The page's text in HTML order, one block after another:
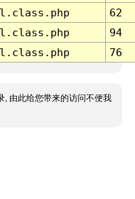
62
94
76
, 由此给您带来的访问不便我